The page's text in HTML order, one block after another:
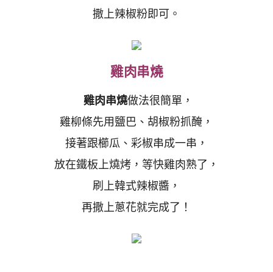
撒上辣椒粉即可。
雞肉串燒
雞肉串燒做法很簡單，
雞柳條先用鹽巴、胡椒粉抓醃，
接著跟櫛瓜、彩椒串成一串，
放在鐵板上燒烤，等快雞肉熟了，
刷上韓式辣椒醬，
再撒上蔥花就完成了！